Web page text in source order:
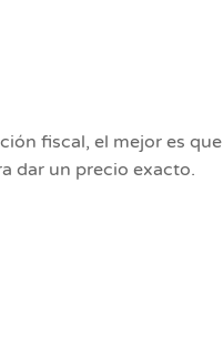
fiscal, el mejor es que
dar un precio exacto.